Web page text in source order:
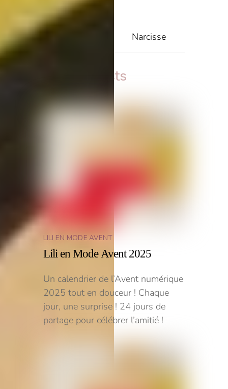
Narcisse
Related Posts
LILI EN MODE AVENT
Lili en Mode Avent 2025
Un calendrier de l’Avent numérique
2025 tout en douceur ! Chaque
jour, une surprise ! 24 jours de
partage pour célébrer l’amitié !